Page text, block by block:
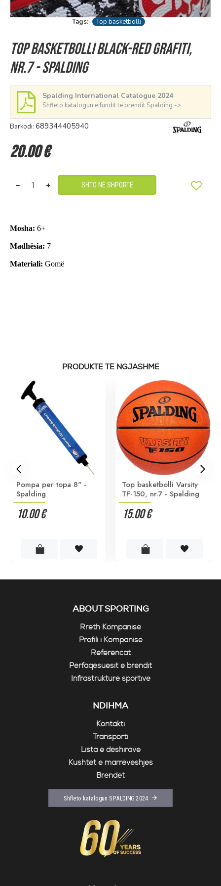
Tags: Top basketbolli
Top basketbolli Black-Red Grafiti,
nr.7 - Spalding
Spalding International Catalogue 2024
Shfleto katalogun e fundit te brendit Spalding ->
Barkodi: 689344405940
20.00 €
SHTO NË SHPORTË
Mosha: 6+
Madhësia: 7
Materiali: Gomë
PRODUKTE TË NGJASHME
Pompa per topa 8" -
Spalding
10.00 €
Top basketbolli Varsity
TF-150, nr.7 - Spalding
15.00 €
ABOUT SPORTING
Rreth Kompanisë
Profili i Kompanisë
Referencat
Përfaqësuesit e brendit
Infrastrukturë sportive
NDIHMA
Kontakti
Transporti
Lista e dëshirave
Kushtet e marrëveshjes
Brendet
Shfleto katalogun SPALDING 2024